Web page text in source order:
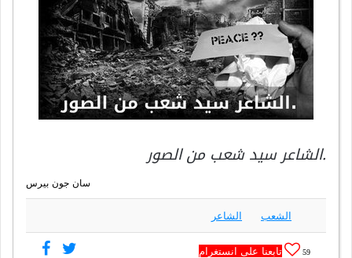
.الشاعر سيد شعب من الصور
سان جون بيرس
الشعب الشاعر
59 تابعنا على انستغرام